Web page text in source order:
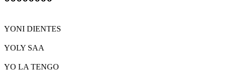
YONI DIENTES
YOLY SAA
YO LA TENGO